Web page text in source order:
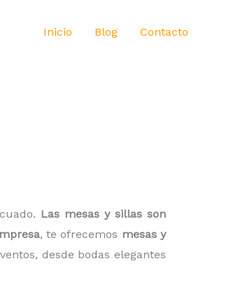
Inicio Blog Contacto
Las mesas y sillas son
, te ofrecemos mesas y
desde bodas elegantes